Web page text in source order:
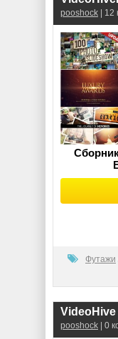
pooshock | 12
Футажи
pooshock | 0